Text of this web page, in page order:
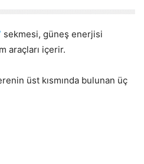
sekmesi, güneş enerjisi
araçları içerir.
üst kısmında bulunan üç